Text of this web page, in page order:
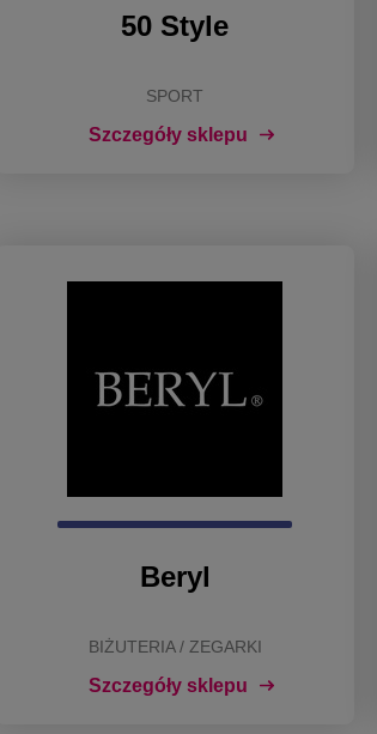
50 Style
SPORT
Szczegóły sklepu
Beryl
BIŻUTERIA / ZEGARKI
Szczegóły sklepu